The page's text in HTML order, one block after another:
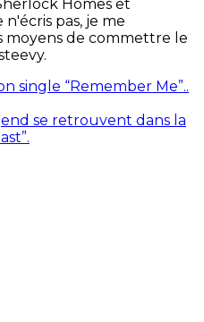
Homes et
pas, je me
moyens de commettre le
single “Remember Me”..
se retrouvent dans la